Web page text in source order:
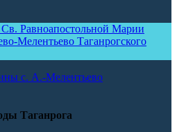
с. А.-Мелентьево
Таганрога